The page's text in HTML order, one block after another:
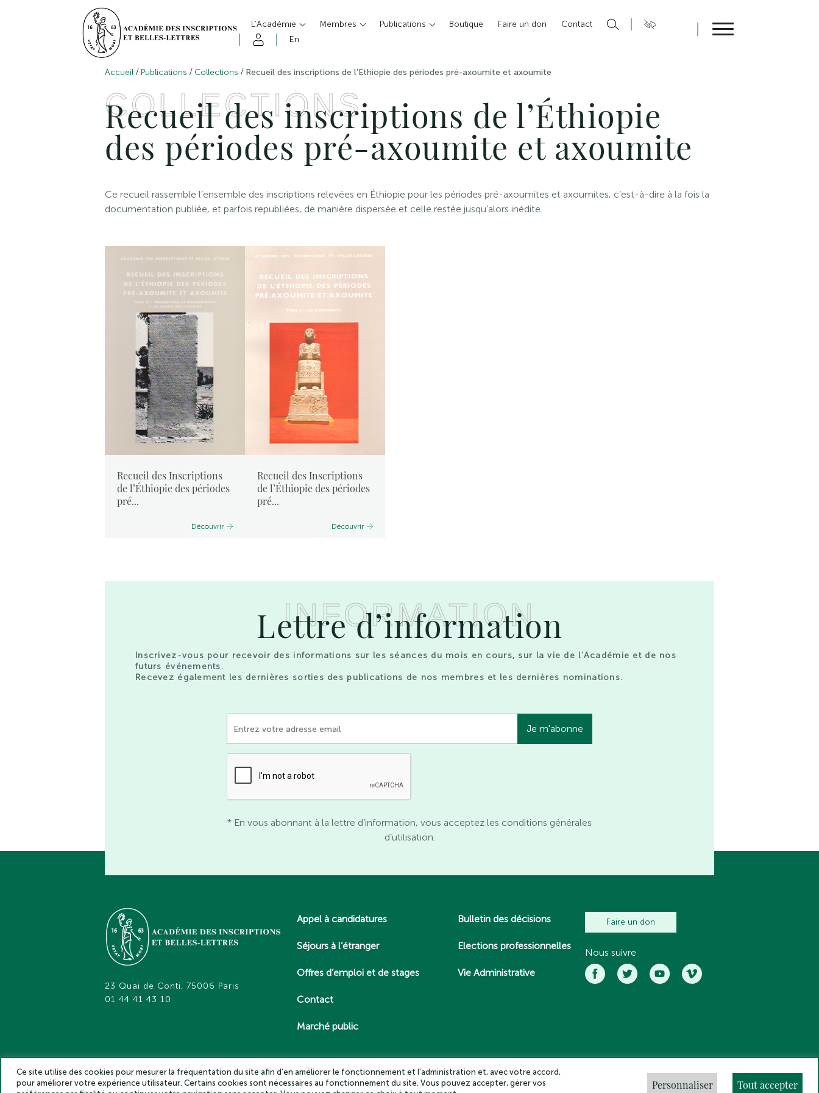
L’Académie Membres Publications Boutique Faire un don
Contact
En
Accueil / Publications / Collections / Recueil des inscriptions de l’Éthiopie des périodes pré-axoumite et axoumite
COLLECTIONS
Recueil des inscriptions de l’Éthiopie
des périodes pré-axoumite et axoumite
Ce recueil rassemble l’ensemble des inscriptions relevées en Éthiopie pour les périodes pré-axoumites et axoumites, c’est-à-dire à la fois la
documentation publiée, et parfois republiées, de manière dispersée et celle restée jusqu’alors inédite.
Recueil des Inscriptions
de l’Éthiopie des périodes
pré...
Découvrir
Recueil des Inscriptions
de l’Éthiopie des périodes
pré...
Découvrir
INFORMATION
Lettre d’information
Inscrivez-vous pour recevoir des informations sur les séances du mois en cours, sur la vie de l’Académie et de nos
futurs événements.
Recevez également les dernières sorties des publications de nos membres et les dernières nominations.
* En vous abonnant à la lettre d’information, vous acceptez les conditions générales
d’utilisation.
23 Quai de Conti, 75006 Paris
01 44 41 43 10
Appel à candidatures
Séjours à l’étranger
Offres d’emploi et de stages
Contact
Marché public
Bulletin des décisions
Elections professionnelles
Vie Administrative
Faire un don
Nous suivre
Ce site utilise des cookies pour mesurer la fréquentation du site afin d’en améliorer le fonctionnement et l’administration et, avec votre accord,
pour améliorer votre expérience utilisateur. Certains cookies sont nécessaires au fonctionnement du site. Vous pouvez accepter, gérer vos
Personnaliser Tout accepter